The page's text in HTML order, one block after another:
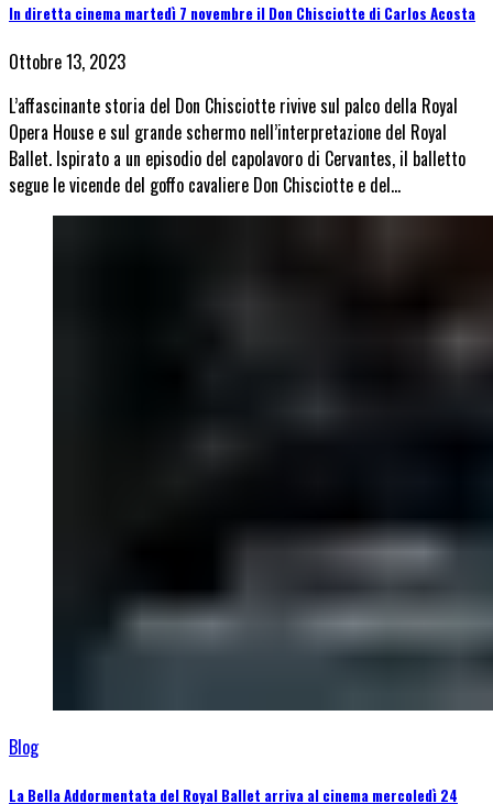
In diretta cinema martedì 7 novembre il Don Chisciotte di Carlos Acosta
Ottobre 13, 2023
L’affascinante storia del Don Chisciotte rivive sul palco della Royal
Opera House e sul grande schermo nell’interpretazione del Royal
Ballet. Ispirato a un episodio del capolavoro di Cervantes, il balletto
segue le vicende del goffo cavaliere Don Chisciotte e del…
Blog
La Bella Addormentata del Royal Ballet arriva al cinema mercoledì 24